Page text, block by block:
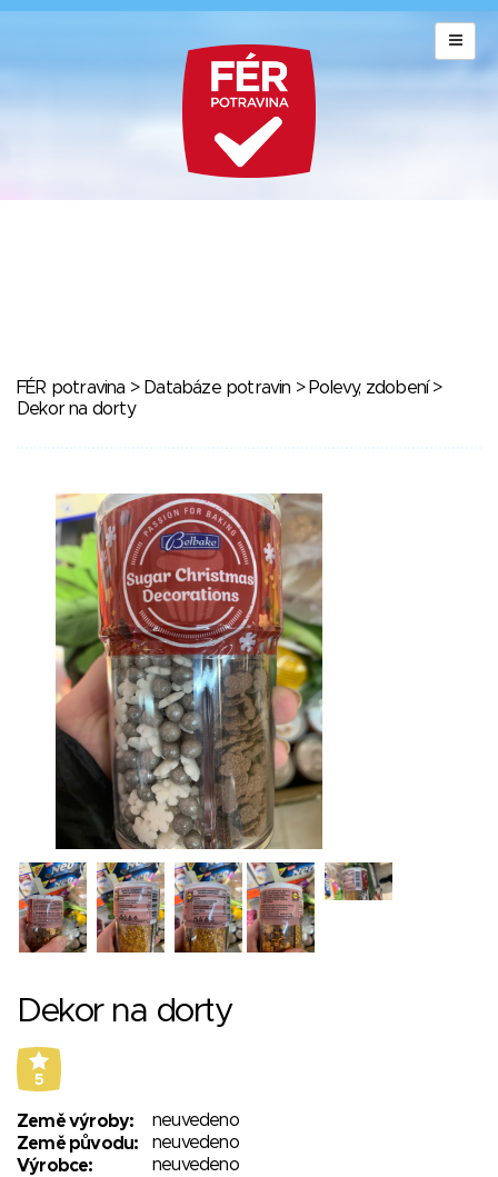
FÉR potravina > Databáze potravin > Polevy, zdobení>
Dekor na dorty
Dekor na dorty
5
Země výroby:
neuvedeno
Země původu:
neuvedeno
Výrobce:
neuvedeno